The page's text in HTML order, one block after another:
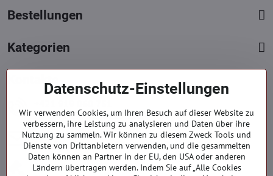
Bestellungen
Kategorien
Kontakte
Mont. - Freit. : 09:00 - 15:00 hod.
info​@everlady​.eu
Non stop ( 24/7 )
Impressum
Datenschutz-Einstellungen
Wir verwenden Cookies, um Ihren Besuch auf dieser Website zu
verbessern, ihre Leistung zu analysieren und Daten über ihre
Nutzung zu sammeln. Wir können zu diesem Zweck Tools und
Dienste von Drittanbietern verwenden, und die gesammelten
Daten können an Partner in der EU, den USA oder anderen
Ländern übertragen werden. Indem Sie auf „Alle Cookies